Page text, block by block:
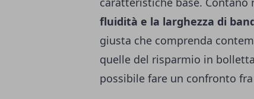
fluidità e la larghezza di
giusta che comprenda
quelle del risparmio in
possibile fare un confronto